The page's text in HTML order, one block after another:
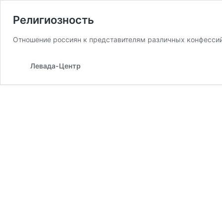
Религиозность
Отношение россиян к представителям различных
Левада-Центр